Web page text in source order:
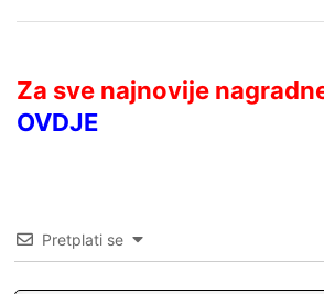
Za sve najnovije
OVDJE
Pretplati se